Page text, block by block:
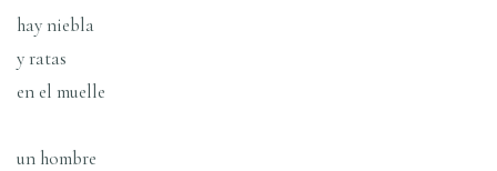
hay niebla
y ratas
en el muelle
un hombre